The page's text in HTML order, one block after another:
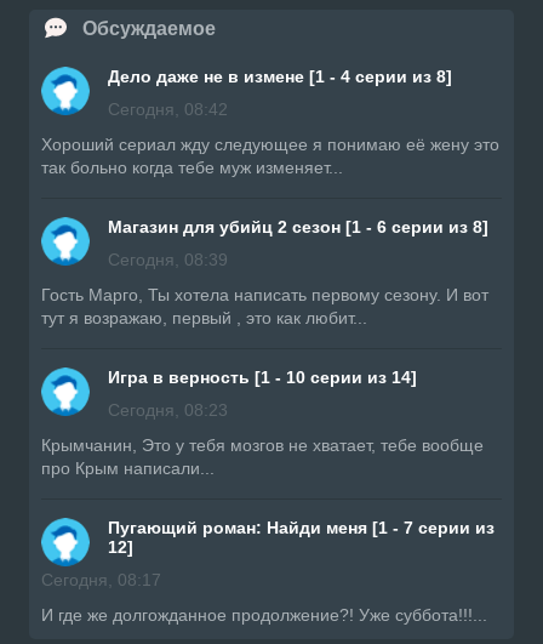
Обсуждаемое
Дело даже не в измене [1 - 4 серии из 8]
Сегодня, 08:42
Хороший сериал жду следующее я понимаю её жену это
так больно когда тебе муж изменяет...
Магазин для убийц 2 сезон [1 - 6 серии из 8]
Сегодня, 08:39
Гость Марго, Ты хотела написать первому сезону. И вот
тут я возражаю, первый , это как любит...
Игра в верность [1 - 10 серии из 14]
Сегодня, 08:23
Крымчанин, Это у тебя мозгов не хватает, тебе вообще
про Крым написали...
Пугающий роман: Найди меня [1 - 7 серии из
12]
Сегодня, 08:17
И где же долгожданное продолжение?! Уже суббота!!!...